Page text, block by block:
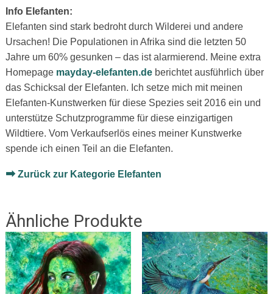
Info Elefanten:
Elefanten sind stark bedroht durch Wilderei und andere
Ursachen! Die Populationen in Afrika sind die letzten 50
Jahre um 60% gesunken – das ist alarmierend. Meine extra
Homepage mayday-elefanten.deberichtet ausführlich über
das Schicksal der Elefanten. Ich setze mich mit meinen
Elefanten-Kunstwerken für diese Spezies seit 2016 ein und
unterstütze Schutzprogramme für diese einzigartigen
Wildtiere. Vom Verkaufserlös eines meiner Kunstwerke
spende ich einen Teil an die Elefanten.
➡Zurück zur Kategorie Elefanten
Ähnliche Produkte